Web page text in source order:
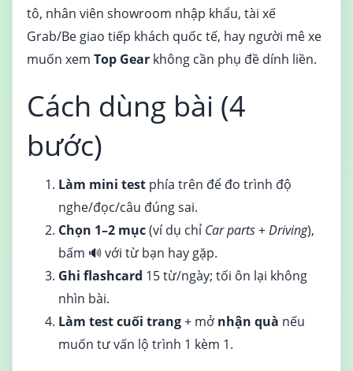
tô, nhân viên showroom nhập khẩu, tài xế
Grab/Be giao tiếp khách quốc tế, hay người mê xe
muốn xem Top Gear không cần phụ đề dính liền.
Cách dùng bài (4
bước)
Làm mini test phía trên để đo trình độ
nghe/đọc/câu đúng sai.
Chọn 1–2 mục(ví dụ chỉ Car parts+Driving),
bấm 🔊 với từ bạn hay gặp.
Ghi flashcard 15 từ/ngày; tối ôn lại không
nhìn bài.
Làm test cuối trang+ mở nhận quà nếu
muốn tư vấn lộ trình 1 kèm 1.